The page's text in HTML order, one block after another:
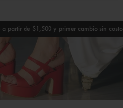
de $1,500 y primer cambio sin costo*